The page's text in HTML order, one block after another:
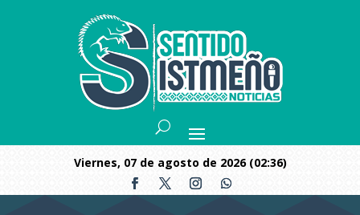
viernes, 07 de agosto de 2026 (02:36)